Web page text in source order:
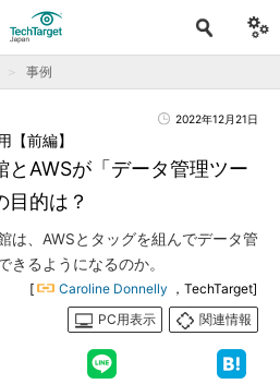
事例
2022年12月21日
とAWSが「データ管理ツー
的は？
【前編】
は、AWSとタッグを組んでデータ管
きるようになるのか。
[ Caroline Donnelly ，TechTarget]
PC用表示
関連情報